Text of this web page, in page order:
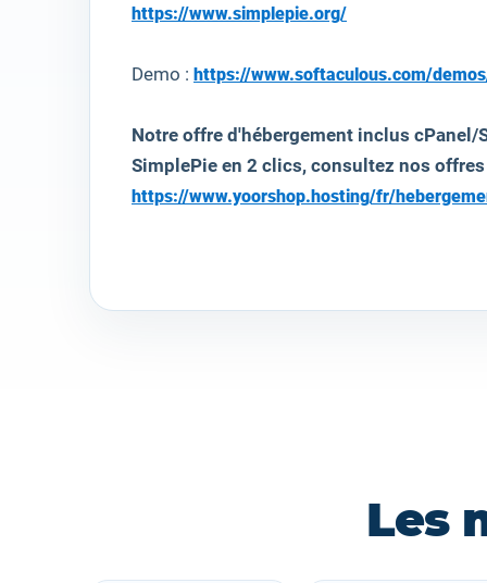
https://www.simplepie.org/
Demo : https://www.softaculous.com/
Notre offre d'hébergement inclus
SimplePie en 2 clics, consultez nos
https://www.yoorshop.hosting/fr/
Les